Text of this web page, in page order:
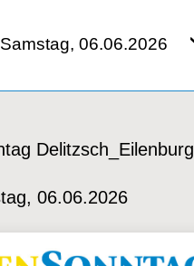
Samstag, 06.06.2026
Delitzsch_Eilenburg
06.06.2026